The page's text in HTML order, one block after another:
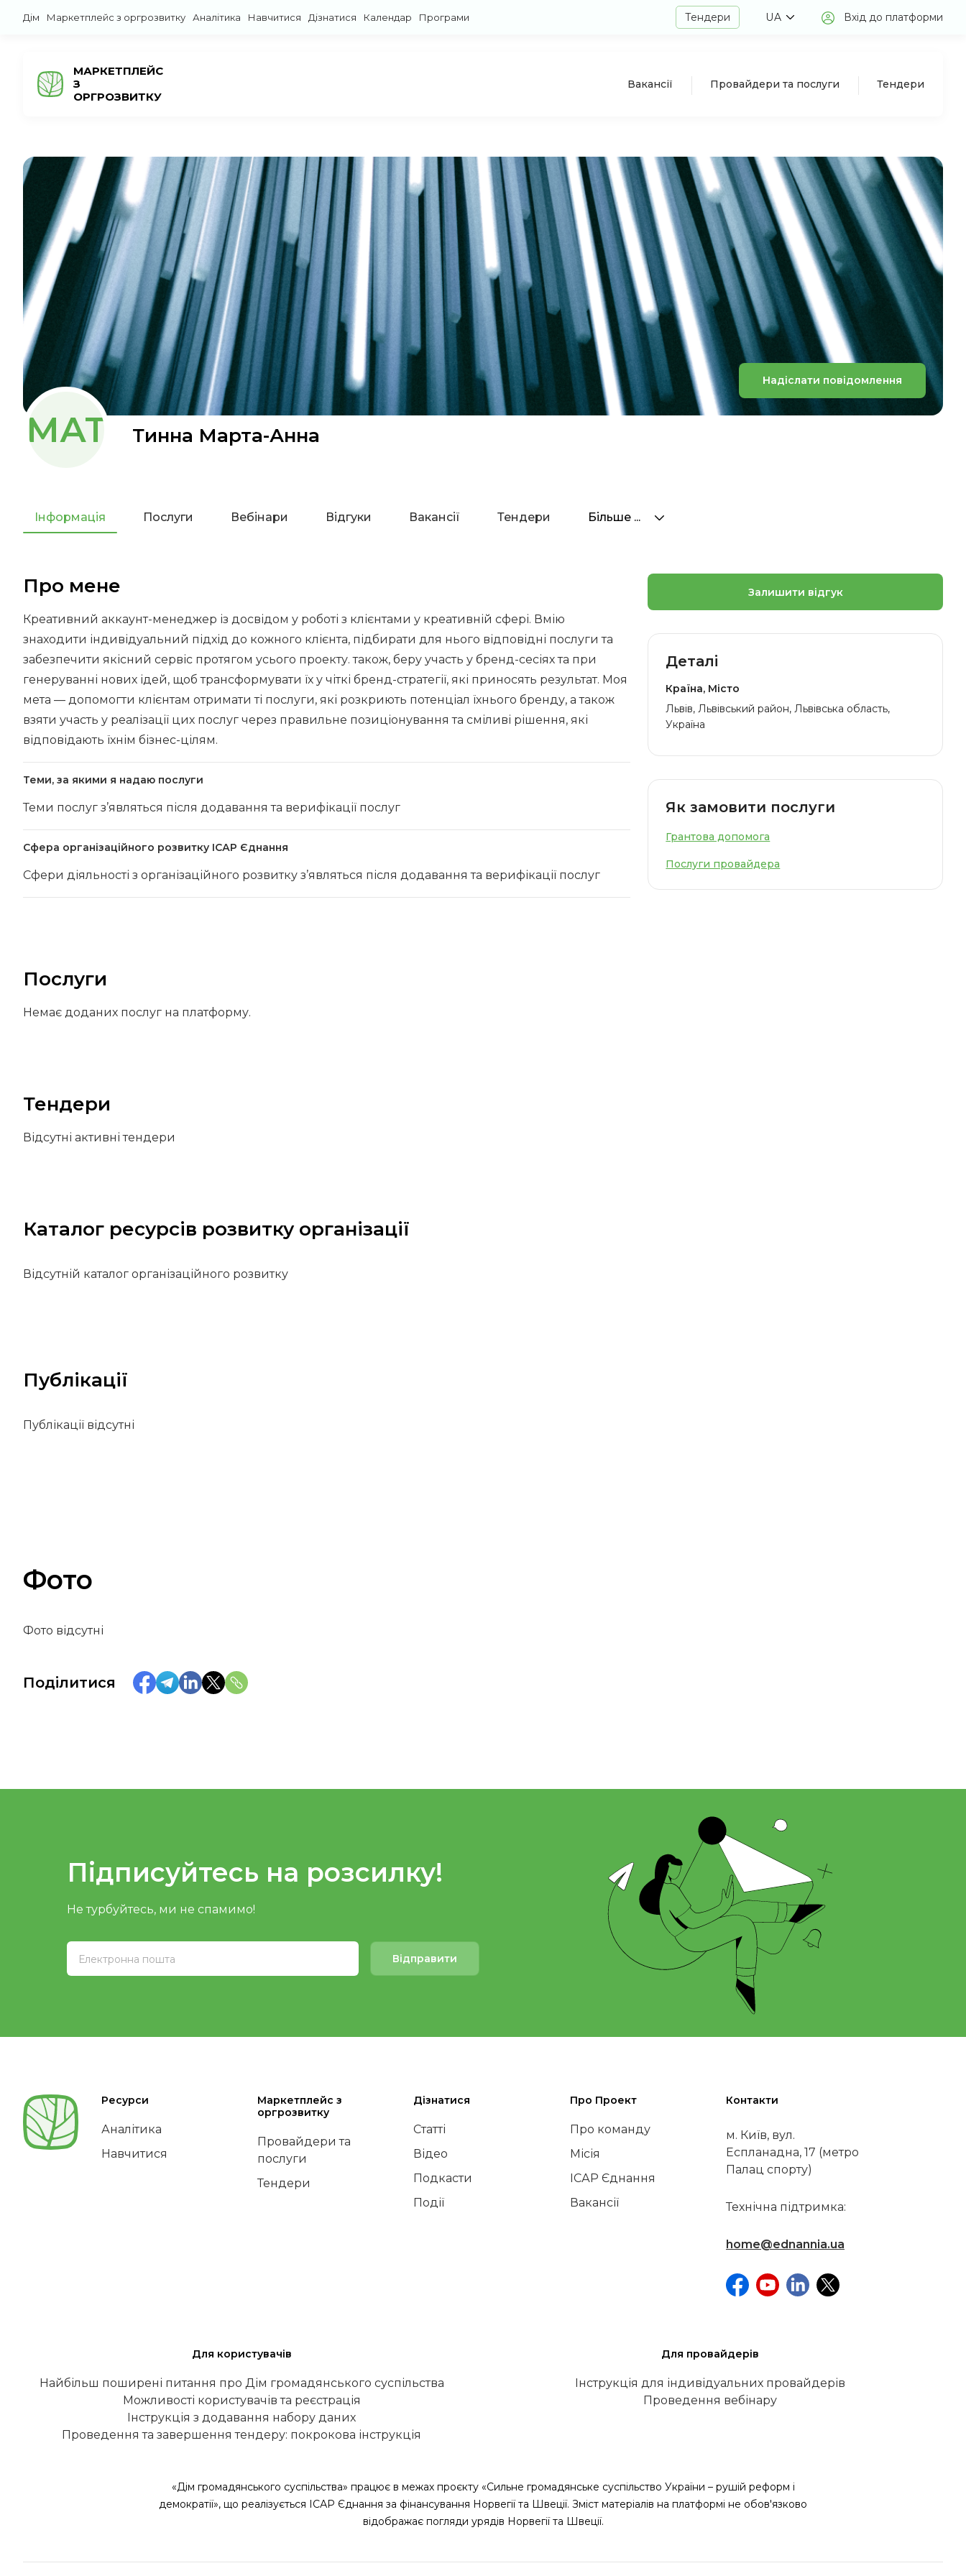
Дім Маркетплейс з оргрозвитку Аналітика Навчитися Дізнатися Календар Програми Тендери UA Вхід до платформи
МАРКЕТПЛЕЙС
З
ОРГРОЗВИТКУ
Вакансії Провайдери та послуги Тендери
Надіслати повідомлення
МАТ Тинна Марта-Анна
Інформація Послуги Вебінари Відгуки Вакансії Тендери Більше ...
Про мене
Креативний аккаунт-менеджер із досвідом у роботі з клієнтами у креативній сфері. Вмію
знаходити індивідуальний підхід до кожного клієнта, підбирати для нього відповідні послуги та
забезпечити якісний сервіс протягом усього проекту. також, беру участь у бренд-сесіях та при
генеруванні нових ідей, щоб трансформувати їх у чіткі бренд-стратегії, які приносять результат. Моя
мета — допомогти клієнтам отримати ті послуги, які розкриють потенціал їхнього бренду, а також
взяти участь у реалізації цих послуг через правильне позиціонування та сміливі рішення, які
відповідають їхнім бізнес-цілям.
Теми, за якими я надаю послуги
Теми послуг з’являться після додавання та верифікації послуг
Сфера організаційного розвитку ІСАР Єднання
Сфери діяльності з організаційного розвитку з’являться після додавання та верифікації послуг
Послуги
Немає доданих послуг на платформу.
Тендери
Відсутні активні тендери
Каталог ресурсів розвитку організації
Відсутній каталог організаційного розвитку
Публікації
Публікації відсутні
Залишити відгук
Деталі
Країна, Місто
Львів, Львівський район, Львівська область,
Україна
Як замовити послуги
Грантова допомога
Послуги провайдера
Фото
Фото відсутні
Поділитися
Підписуйтесь на розсилку!
Не турбуйтесь, ми не спамимо!
Відправити
Ресурси
Аналітика
Навчитися
Маркетплейс з
оргрозвитку
Провайдери та
послуги
Тендери
Дізнатися
Статті
Відео
Подкасти
Події
Про Проект
Про команду
Місія
ІСАР Єднання
Вакансії
Контакти
м. Київ, вул.
Еспланадна, 17 (метро
Палац спорту)
Технічна підтримка:
home@ednannia.ua
Для користувачів
Найбільш поширені питання про Дім громадянського суспільства
Можливості користувачів та реєстрація
Інструкція з додавання набору даних
Проведення та завершення тендеру: покрокова інструкція
Для провайдерів
Інструкція для індивідуальних провайдерів
Проведення вебінару
«Дім громадянського суспільства» працює в межах проєкту «Сильне громадянське суспільство України – рушій реформ і
демократії», що реалізується ІСАР Єднання за фінансування Норвегії та Швеції. Зміст матеріалів на платформі не обов'язково
відображає погляди урядів Норвегії та Швеції.